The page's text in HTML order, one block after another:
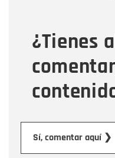
¿Tienes
Sí, comentar aquí ❯
Mensaje